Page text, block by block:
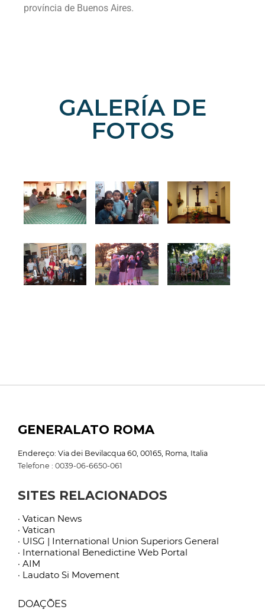
província de Buenos Aires.
GALERÍA DE
FOTOS
GENERALATO ROMA
Endereço: Via dei Bevilacqua 60, 00165, Roma, Italia
Telefone : 0039-06-6650-061
SITES RELACIONADOS
· Vatican News
· Vatican
· UISG | International Union Superiors General
· International Benedictine Web Portal
· AIM
· Laudato Si Movement
DOAÇÕES